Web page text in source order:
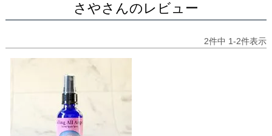
さやさんのレビュー
2件中 1-2件表示